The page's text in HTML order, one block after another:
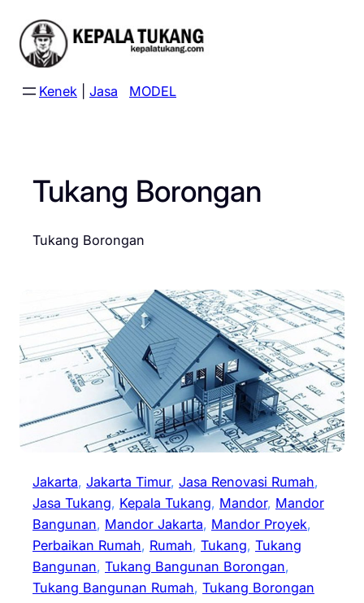
content
Kenek Jasa MODEL
Tukang Borongan
Tukang Borongan
Jakarta, Jakarta Timur, Jasa Renovasi Rumah
Jasa Tukang, Kepala Tukang, Mandor, Mandor
Bangunan, Mandor Jakarta, Mandor Proyek
Perbaikan Rumah, Rumah, Tukang, Tukang
Bangunan, Tukang Bangunan Borongan
Tukang Bangunan Rumah, Tukang Borongan